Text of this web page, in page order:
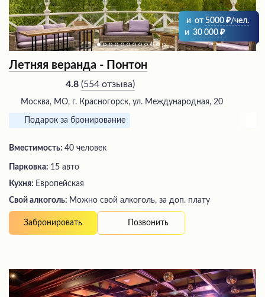
и от 5000
/чел.
и 30 000
Летняя веранда - Понтон
4.8 (554 отзыва)
Москва, МО, г. Красногорск, ул. Международная, 20
Подарок за бронирование
Вместимость: 40 человек
Парковка: 15 авто
Кухня: Европейская
Свой алкоголь: Можно свой алкоголь, за доп. плату
Забронировать Позвонить